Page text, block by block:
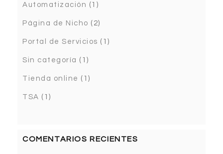
Automatización (1)
Página de Nicho (2)
Portal de Servicios (1)
Sin categoría (1)
Tienda online (1)
TSA (1)
COMENTARIOS RECIENTES